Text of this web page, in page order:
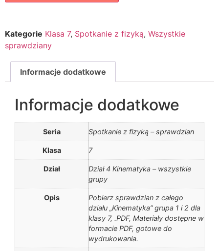
Kategorie Klasa 7, Spotkanie z fizyką, Wszystkie
sprawdziany
Informacje dodatkowe
Informacje dodatkowe
Seria Spotkanie z fizyką – sprawdzian
Klasa 7
Dział
Dział 4 Kinematyka – wszystkie
grupy
Opis
Pobierz sprawdzian z całego
działu „Kinematyka” grupa 1 i 2 dla
klasy 7, .PDF, Materiały dostępne w
formacie PDF, gotowe do
wydrukowania.